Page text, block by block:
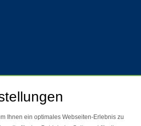
Ihnen ein optimales Webseiten-Erlebnis zu